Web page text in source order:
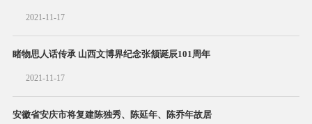
2021-11-17
睹物思人话传承 山西文博界纪念张颔诞辰101周年
2021-11-17
安徽省安庆市将复建陈独秀、陈延年、陈乔年故居